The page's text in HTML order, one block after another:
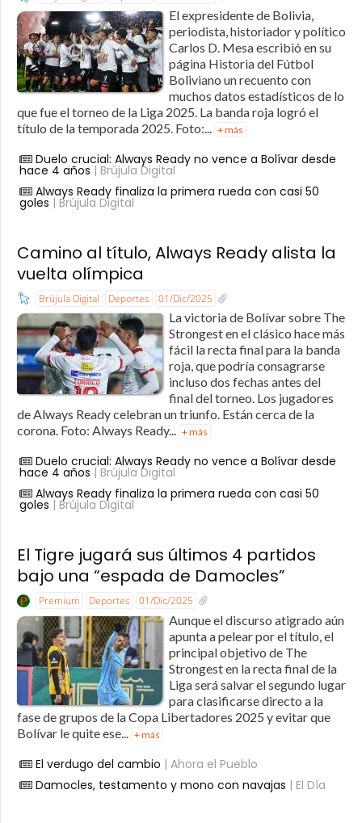
El expresidente de Bolivia,
periodista, historiador y político
Carlos D. Mesa escribió en su
página Historia del Fútbol
Boliviano un recuento con
muchos datos estadísticos de lo
que fue el torneo de la Liga 2025. La banda roja logró el
título de la temporada 2025. Foto:...
+ más
Duelo crucial: Always Ready no vence a Bolívar desde
hace 4 años | Brújula Digital
Always Ready finaliza la primera rueda con casi 50
goles | Brújula Digital
Camino al título, Always Ready alista la
vuelta olímpica
Brújula Digital Deportes 01/Dic/2025
La victoria de Bolívar sobre The
Strongest en el clásico hace más
fácil la recta final para la banda
roja, que podría consagrarse
incluso dos fechas antes del
final del torneo. Los jugadores
de Always Ready celebran un triunfo. Están cerca de la
corona. Foto: Always Ready... + más
Duelo crucial: Always Ready no vence a Bolívar desde
hace 4 años | Brújula Digital
Always Ready finaliza la primera rueda con casi 50
goles | Brújula Digital
El Tigre jugará sus últimos 4 partidos
bajo una “espada de Damocles”
Premium Deportes 01/Dic/2025
Aunque el discurso atigrado aún
apunta a pelear por el título, el
principal objetivo de The
Strongest en la recta final de la
Liga será salvar el segundo lugar
para clasificarse directo a la
fase de grupos de la Copa Libertadores 2025 y evitar que
Bolívar le quite ese... + más
El verdugo del cambio | Ahora el Pueblo
Damocles, testamento y mono con navajas | El Día